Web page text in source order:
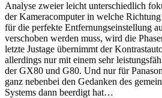
Analyse zweier leicht unterschiedlich
der Kameracomputer in welche
für die perfekte Entfernungseinstellung
verschoben werden muss, wird die
letzte Justage übernimmt der
allerdings nur mit einem sehr
der GX80 und G80. Und nur für
ganz nebenbei den Gedanken des
Systems dann beerdigt hat…